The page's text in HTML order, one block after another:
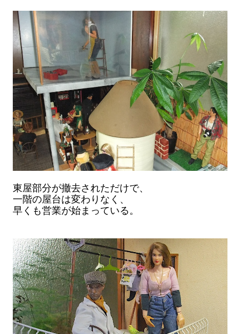
東屋部分が撤去されただけで、
一階の屋台は変わりなく、
早くも営業が始まっている。